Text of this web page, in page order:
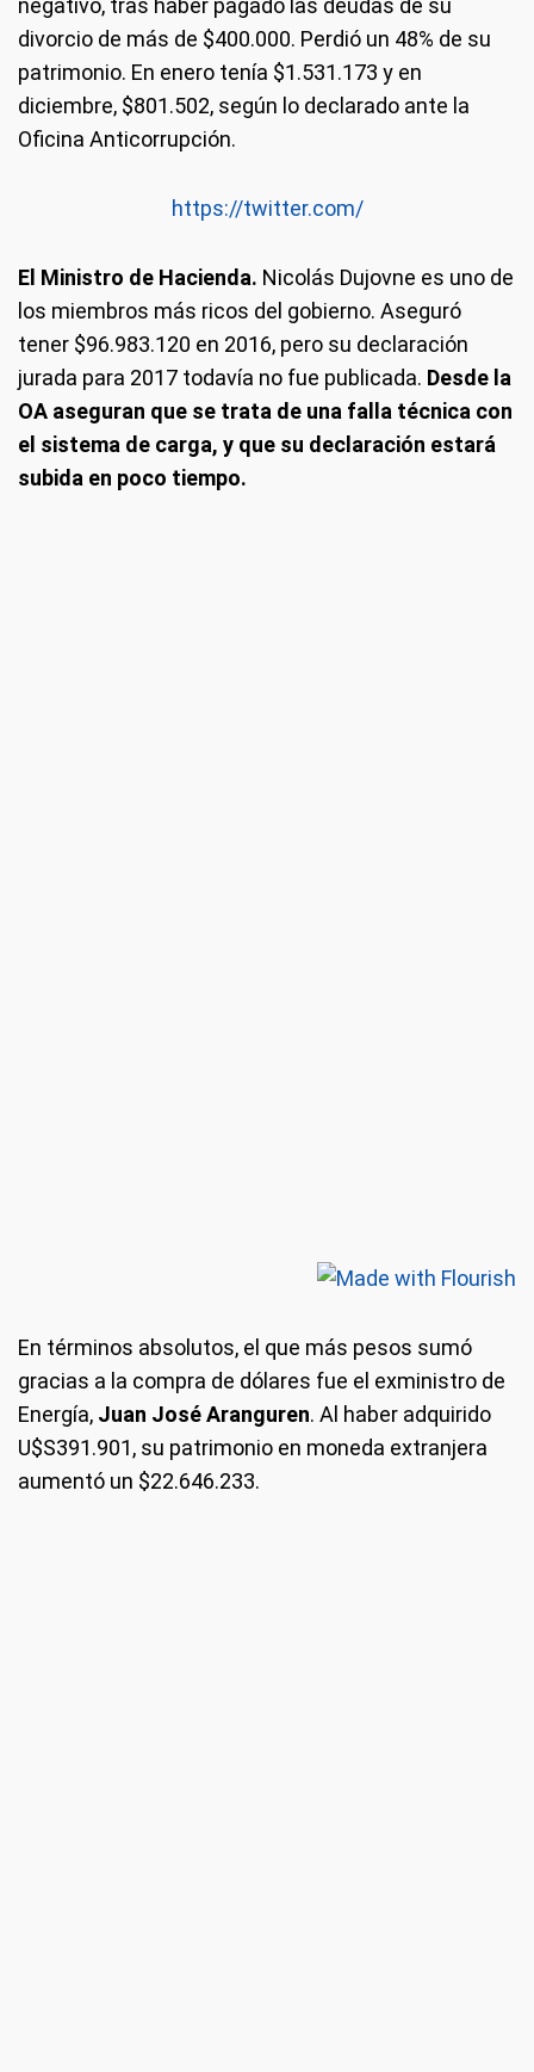
divorcio de más de $400.000. Perdió un 48% de su
patrimonio. En enero tenía $1.531.173 y en
diciembre, $801.502, según lo declarado ante la
Oficina Anticorrupción.
https://twitter.com/
El Ministro de Hacienda. Nicolás Dujovne es uno de
los miembros más ricos del gobierno. Aseguró
tener $96.983.120 en 2016, pero su declaración
jurada para 2017 todavía no fue publicada. Desde la
OA aseguran que se trata de una falla técnica con
el sistema de carga, y que su declaración estará
subida en poco tiempo.
En términos absolutos, el que más pesos sumó
gracias a la compra de dólares fue el exministro de
Energía, Juan José Aranguren. Al haber adquirido
U$S391.901, su patrimonio en moneda extranjera
aumentó un $22.646.233.